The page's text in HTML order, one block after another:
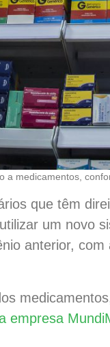
a medicamentos,
que têm
um novo
anterior,
empresa